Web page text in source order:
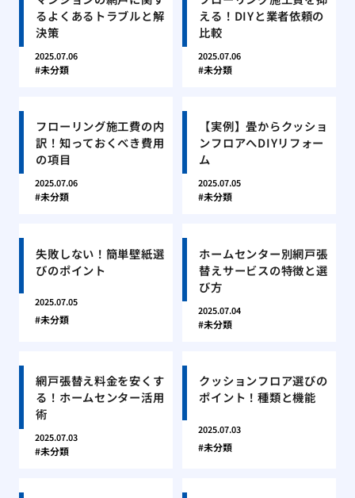
るよくあるトラブルと解
決策
2025.07.06
未分類
える！DIYと業者依頼の
比較
2025.07.06
未分類
フローリング施工費の内
訳！知っておくべき費用
の項目
2025.07.06
未分類
【実例】畳からクッショ
ンフロアへDIYリフォー
ム
2025.07.05
未分類
失敗しない！簡単壁紙選
びのポイント
2025.07.05
未分類
ホームセンター別網戸張
替えサービスの特徴と選
び方
2025.07.04
未分類
網戸張替え料金を安くす
る！ホームセンター活用
術
2025.07.03
未分類
クッションフロア選びの
ポイント！種類と機能
2025.07.03
未分類